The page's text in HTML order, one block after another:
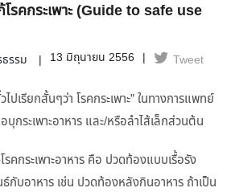
โรคกระเพาะ (Guide to safe use
รรม 13 มิถุนายน 2556 Tweet
ไปเรียกสั้นๆว่า โรคกระเพาะ” ในทางการแพทย์
กระเพาะอาหาร และ/หรือลำไส้เล็กส่วนต้น
คกระเพาะอาหาร คือ ปวดท้องแบบเรื้อรัง
กับอาหาร เช่น ปวดท้องหลังกินอาหาร ถ้าเป็น